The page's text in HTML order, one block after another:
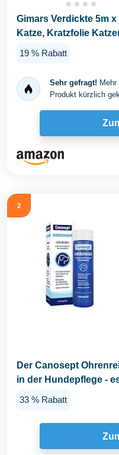
Gimars Verdickte 5m
Katze, Kratzfolie
19 % Rabatt
Sehr gefragt!
Produkt kürzlich
2
Der Canosept
in der Hundepflege -
33 % Rabatt